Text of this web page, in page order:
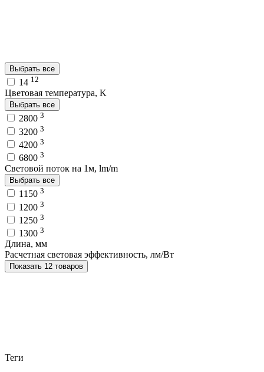
Выбрать все
14 12
Цветовая температура, K
Выбрать все
2800 3
3200 3
4200 3
6800 3
Световой поток на 1м, lm/m
Выбрать все
1150 3
1200 3
1250 3
1300 3
Длина, мм
Расчетная световая эффективность, лм/Вт
Показать 12 товаров
Теги